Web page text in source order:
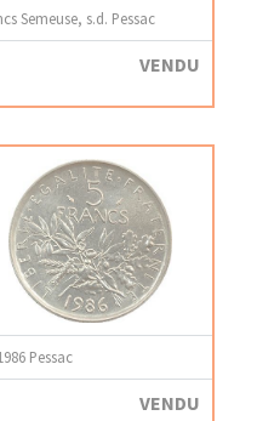
Semeuse, s.d. Pessac
VENDU
Pessac
VENDU